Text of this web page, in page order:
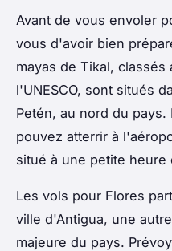
Avant de vous envoler
vous d'avoir bien
mayas de Tikal, classés
l'UNESCO, sont situés
Petén, au nord du
pouvez atterrir à
situé à une petite heure
Les vols pour Flores
ville d'Antigua, une
majeure du pays.